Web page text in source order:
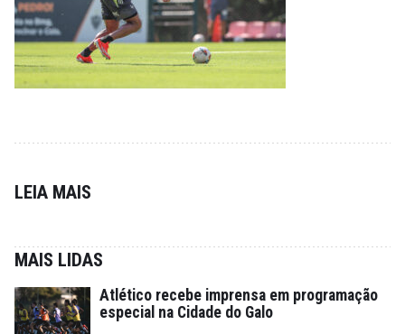
LEIA MAIS
MAIS LIDAS
Atlético recebe imprensa em programação
especial na Cidade do Galo